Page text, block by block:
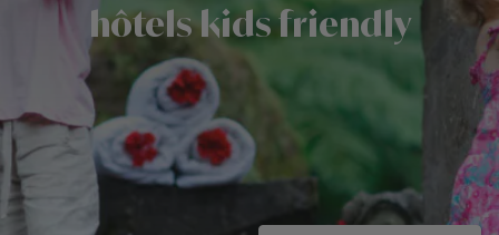
hôtels kids friendly